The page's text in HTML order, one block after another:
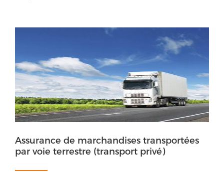
Assurance de marchandises transportées
par voie terrestre (transport privé)